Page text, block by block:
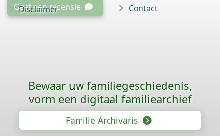
Geef een recensie
Disclaimer
Contact
Bewaar uw familie­geschiedenis,
vorm een digitaal familiearchief
Familie Archivaris